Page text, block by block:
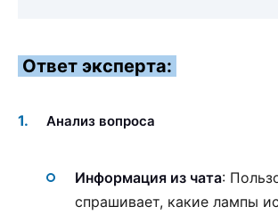
Ответ эксперта:
Анализ вопроса
Информация из чата:
спрашивает, какие лампы